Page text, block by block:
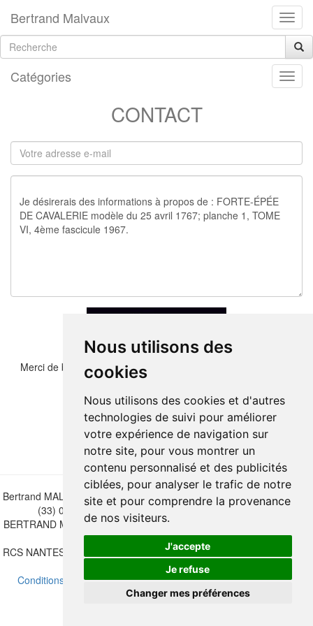
Nous utilisons des
cookies
Nous utilisons des cookies et d'autres
technologies de suivi pour améliorer
votre expérience de navigation sur
notre site, pour vous montrer un
contenu personnalisé et des publicités
ciblées, pour analyser le trafic de notre
site et pour comprendre la provenance
de nos visiteurs.
J'accepte
Je refuse
Changer mes préférences
Bertrand Malvaux
Catégories
CONTACT
Merci de bien vouloir recopier les chiffres et lettre ci-dessous :
Bertrand MALVAUX - 22 rue Crébillon, 44000 Nantes - FRANCE - Tél.
(33) 02 40 733 600 — bertrand.malvaux@wanadoo.fr
BERTRAND MALVAUX - ÉDITIONS DU CANONNIER SARL au capital
de 47.000 EUROS
RCS NANTES B 442 295 077 - N° INTRACOMMUNAUTAIRE CEE FR
30 442 295 077
Conditions de vente-Mettre à jour vos préférences de cookies